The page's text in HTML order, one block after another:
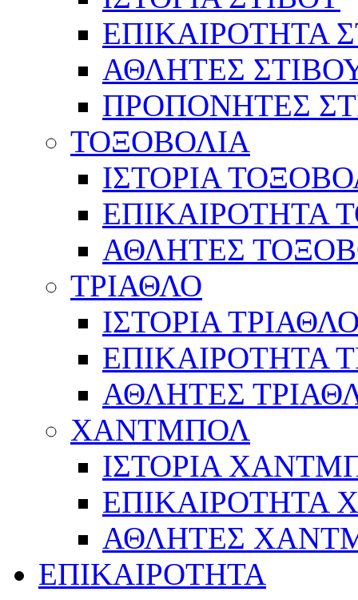
ΕΠΙΚΑΙΡΟΤΗΤΑ
ΑΘΛΗΤΕΣ
ΠΡΟΠΟΝΗΤΕΣ
ΤΟΞΟΒΟΛΙΑ
ΙΣΤΟΡΙΑ
ΕΠΙΚΑΙΡΟΤΗΤΑ
ΑΘΛΗΤΕΣ
ΤΡΙΑΘΛΟ
ΙΣΤΟΡΙΑ
ΕΠΙΚΑΙΡΟΤΗΤΑ
ΑΘΛΗΤΕΣ
ΧΑΝΤΜΠΟΛ
ΙΣΤΟΡΙΑ
ΕΠΙΚΑΙΡΟΤΗΤΑ
ΑΘΛΗΤΕΣ
ΕΠΙΚΑΙΡΟΤΗΤΑ